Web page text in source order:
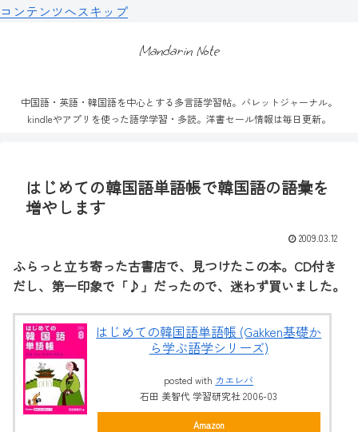
コンテンツへスキップ
Mandarin Note
中国語・英語・韓国語を中心とする多言語学習帖。バレットジャーナル。
kindleやアプリを使った語学学習・多読。洋書セール情報は毎日更新。
はじめての韓国語単語帳で韓国語の語彙を
増やします
2009.03.12
ふらっと立ち寄った古書店で、見つけたこの本。CD付き
だし、第一印象で「♪」だったので、迷わず買いました。
はじめての韓国語単語帳 (Gakken基礎か
ら学ぶ語学シリーズ)
posted with カエレバ
石田 美智代 学習研究社 2006-03
Amazon